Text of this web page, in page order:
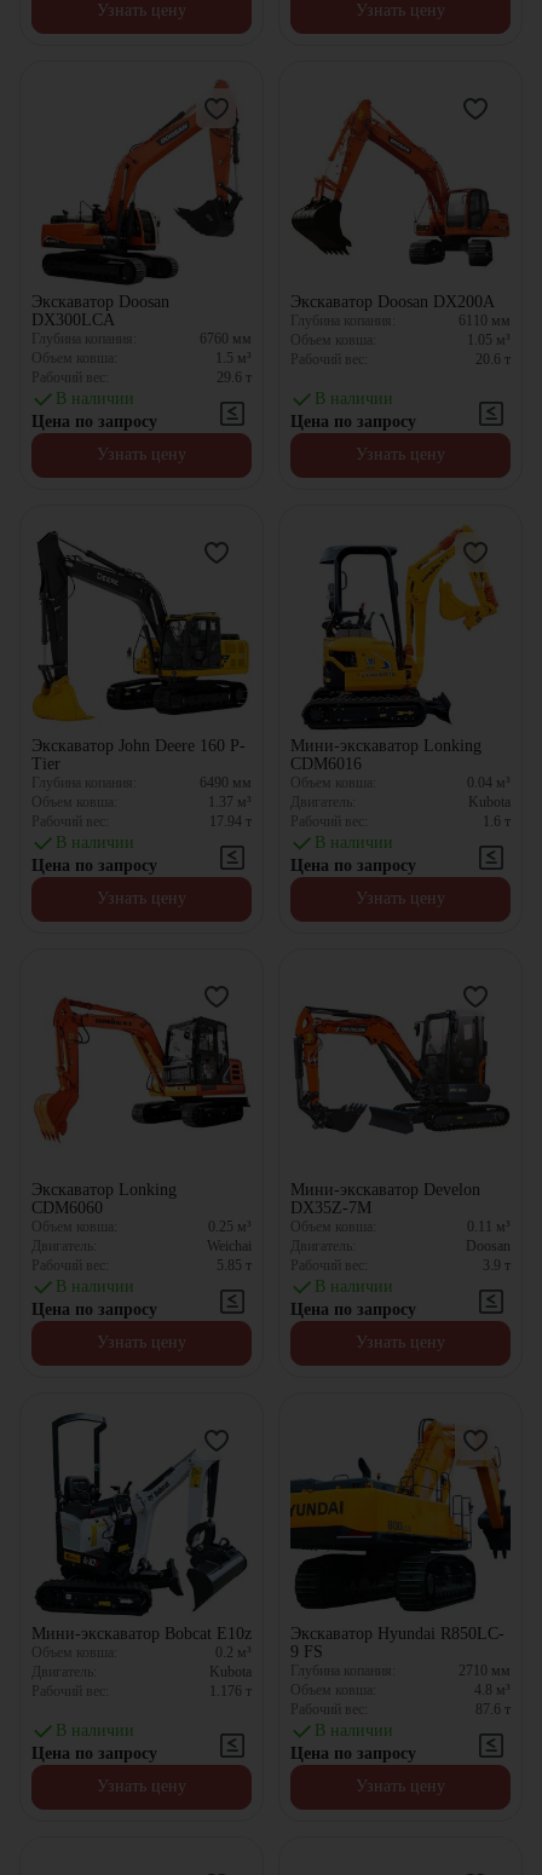
Узнать цену
Узнать цену
Экскаватор Doosan
DX300LCA
Глубина копания: 6760 мм
Объем ковша:
1.5 м³
Рабочий вес:
29.6 т
В наличии
Цена по запросу
Узнать цену
Экскаватор Doosan DX200A
Глубина копания: 6110 мм
Объем ковша:
1.05 м³
Рабочий вес:
20.6 т
В наличии
Цена по запросу
Узнать цену
Экскаватор John Deere 160 P-
Tier
Глубина копания: 6490 мм
Объем ковша:
1.37 м³
Рабочий вес:
17.94 т
В наличии
Цена по запросу
Узнать цену
Мини-экскаватор Lonking
CDM6016
Объем ковша: 0.04 м³
Двигатель:
Kubota
Рабочий вес:
1.6 т
В наличии
Цена по запросу
Узнать цену
Экскаватор Lonking
CDM6060
Объем ковша: 0.25 м³
Двигатель:
Weichai
Рабочий вес:
5.85 т
В наличии
Цена по запросу
Узнать цену
Мини-экскаватор Develon
DX35Z-7M
Объем ковша: 0.11 м³
Двигатель:
Doosan
Рабочий вес:
3.9 т
В наличии
Цена по запросу
Узнать цену
Мини-экскаватор Bobcat E10z
Объем ковша: 0.2 м³
Двигатель:
Kubota
Рабочий вес:
1.176 т
В наличии
Цена по запросу
Узнать цену
Экскаватор Hyundai R850LC-
9 FS
Глубина копания: 2710 мм
Объем ковша:
4.8 м³
Рабочий вес:
87.6 т
В наличии
Цена по запросу
Узнать цену